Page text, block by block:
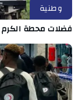
وطنية
فضلات محطة